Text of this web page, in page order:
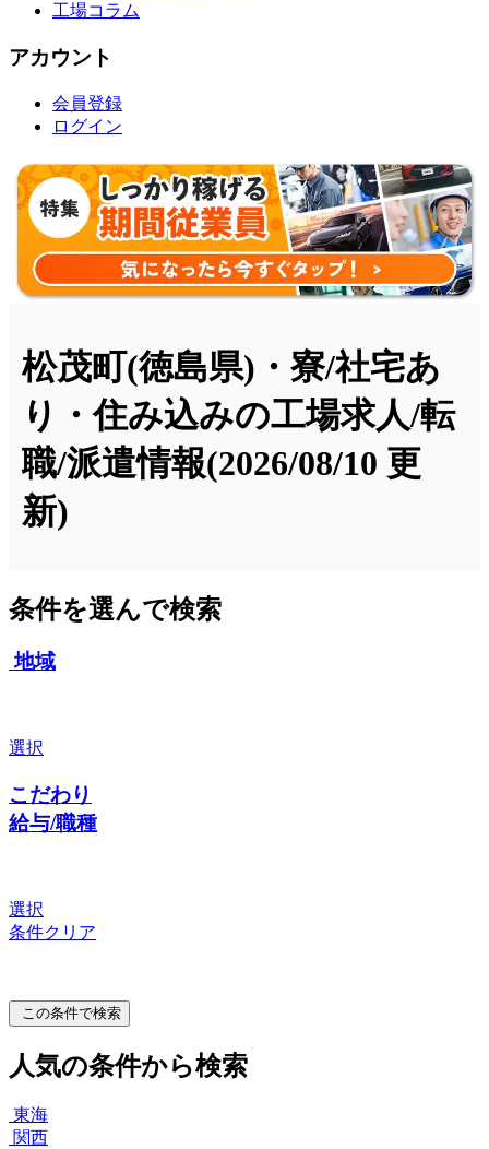
工場コラム
アカウント
会員登録
ログイン
松茂町(徳島県)・寮/社宅あ
り・住み込みの工場求人/転
職/派遣情報(2026/08/10 更
新)
条件を選んで検索
地域
選択
こだわり
給与/職種
選択
条件クリア
この条件で検索
人気の条件から検索
東海
関西